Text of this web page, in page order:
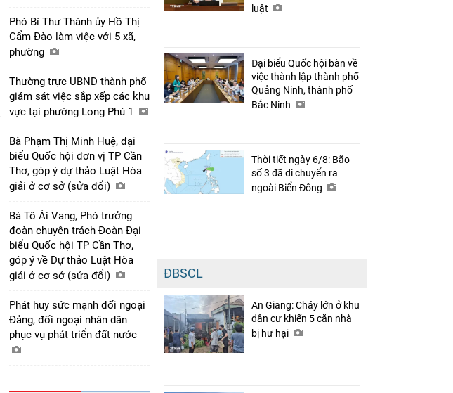
Phó Bí Thư Thành ủy Hồ Thị
Cẩm Đào làm việc với 5 xã,
phường
Thường trực UBND thành phố
giám sát việc sắp xếp các khu
vực tại phường Long Phú 1
Bà Phạm Thị Minh Huệ, đại
biểu Quốc hội đơn vị TP Cần
Thơ, góp ý dự thảo Luật Hòa
giải ở cơ sở (sửa đổi)
Bà Tô Ái Vang, Phó trưởng
đoàn chuyên trách Đoàn Đại
biểu Quốc hội TP Cần Thơ,
góp ý về Dự thảo Luật Hòa
giải ở cơ sở (sửa đổi)
Phát huy sức mạnh đối ngoại
Đảng, đối ngoại nhân dân
phục vụ phát triển đất nước
luật
Đại biểu Quốc hội bàn về
việc thành lập thành phố
Quảng Ninh, thành phố
Bắc Ninh
Thời tiết ngày 6/8: Bão
số 3 đã di chuyển ra
ngoài Biển Đông
ĐBSCL
An Giang: Cháy lớn ở khu
dân cư khiến 5 căn nhà
bị hư hại